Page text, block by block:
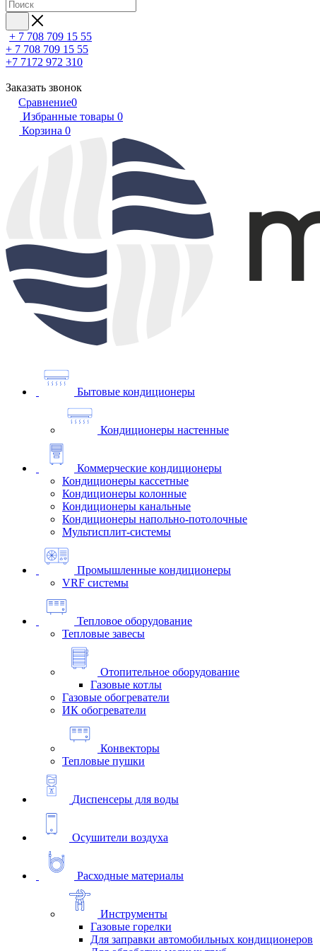
+ 7 708 709 15 55
+ 7 708 709 15 55
+7 7172 972 310
Заказать звонок
Сравнение0
Избранные товары 0
Корзина 0
Бытовые кондиционеры
Кондиционеры настенные
Коммерческие кондиционеры
Кондиционеры кассетные
Кондиционеры колонные
Кондиционеры канальные
Кондиционеры напольно-потолочные
Мультисплит-системы
Промышленные кондиционеры
VRF системы
Тепловое оборудование
Тепловые завесы
Отопительное оборудование
Газовые котлы
Газовые обогреватели
ИК обогреватели
Конвекторы
Тепловые пушки
Диспенсеры для воды
Осушители воздуха
Расходные материалы
Инструменты
Газовые горелки
Для заправки автомобильных кондиционеров